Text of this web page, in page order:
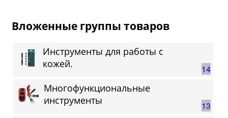
Вложенные группы товаров
14
Инструменты для работы с
кожей.
13
Многофункциональные
инструменты